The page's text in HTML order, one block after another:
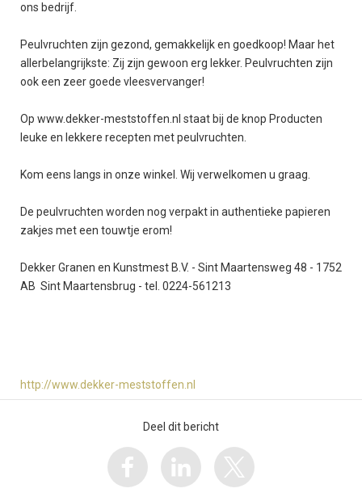
ons bedrijf.
Peulvruchten zijn gezond, gemakkelijk en goedkoop! Maar het
allerbelangrijkste: Zij zijn gewoon erg lekker. Peulvruchten zijn
ook een zeer goede vleesvervanger!
Op www.dekker-meststoffen.nl staat bij de knop Producten
leuke en lekkere recepten met peulvruchten.
Kom eens langs in onze winkel. Wij verwelkomen u graag.
De peulvruchten worden nog verpakt in authentieke papieren
zakjes met een touwtje erom!
Dekker Granen en Kunstmest B.V. - Sint Maartensweg 48 - 1752
AB Sint Maartensbrug - tel. 0224-561213
http://www.dekker-meststoffen.nl
Deel dit bericht